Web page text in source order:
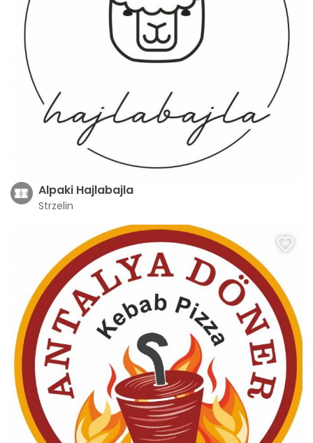
Alpaki Hajlabajla
Strzelin